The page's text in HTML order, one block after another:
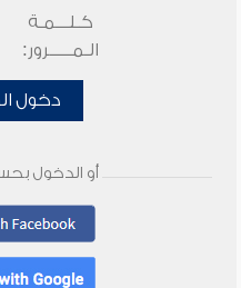
كـلـــمـة
الـمـــــرور:
دخول
أو الدخول